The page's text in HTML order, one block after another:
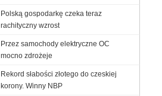
Polską gospodarkę czeka teraz
rachityczny wzrost
Przez samochody elektryczne OC
mocno zdrożeje
Rekord słabości złotego do czeskiej
korony. Winny NBP